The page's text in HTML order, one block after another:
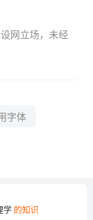
网立场， 未经
字体
学 的知识